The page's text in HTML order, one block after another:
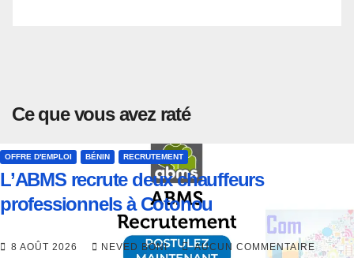
Ce que vous avez raté
OFFRE D'EMPLOI BÉNIN RECRUTEMENT
L’ABMS recrute deux chauffeurs
professionnels à Cotonou
8 AOÛT 2026 NEVED BONI AUCUN COMMENTAIRE